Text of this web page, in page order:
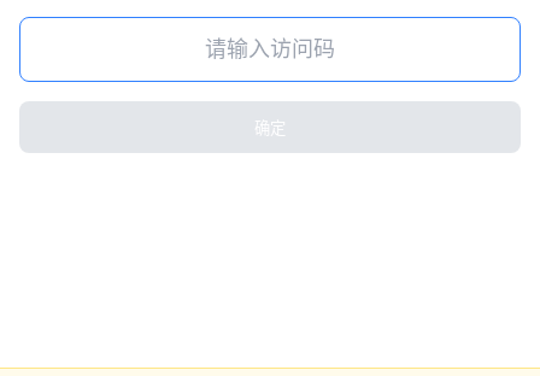
确定